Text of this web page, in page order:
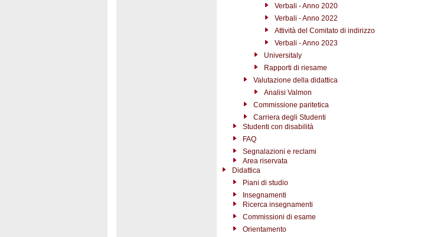
Verbali - Anno 2020
Verbali - Anno 2022
Attività del Comitato di indirizzo
Verbali - Anno 2023
Universitaly
Rapporti di riesame
Valutazione della didattica
Analisi Valmon
Commissione paritetica
Carriera degli Studenti
Studenti con disabilità
FAQ
Segnalazioni e reclami
Area riservata
Didattica
Piani di studio
Insegnamenti
Ricerca insegnamenti
Commissioni di esame
Orientamento